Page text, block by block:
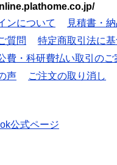
ンについて
見積書・
質問
特定商取引法に
費・科研費払い取引のご
声 ご注文の取り消し
公式ページ